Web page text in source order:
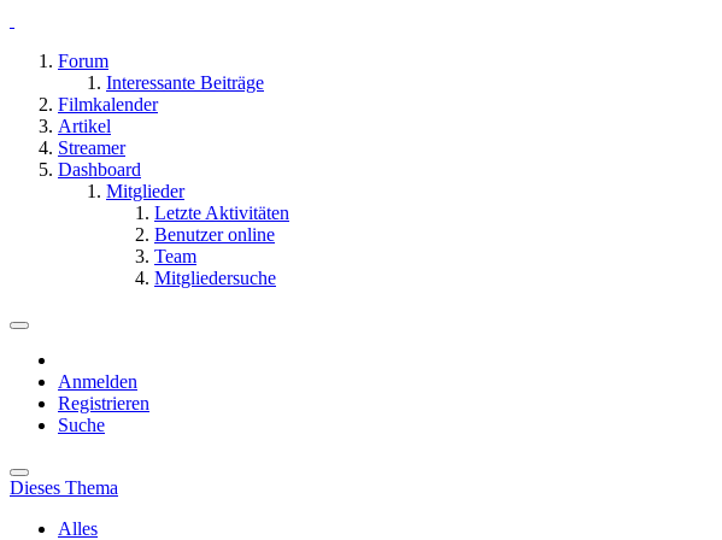
Forum
Interessante Beiträge
Filmkalender
Artikel
Streamer
Dashboard
Mitglieder
Letzte Aktivitäten
Benutzer online
Team
Mitgliedersuche
Anmelden
Registrieren
Suche
Dieses Thema
Alles